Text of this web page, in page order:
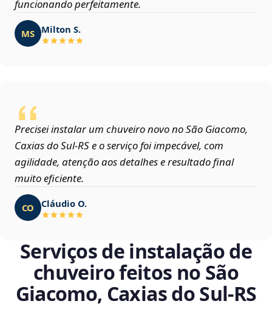
funcionando perfeitamente.
MS Milton S.
Precisei instalar um chuveiro novo no São Giacomo,
Caxias do Sul‑RS e o serviço foi impecável, com
agilidade, atenção aos detalhes e resultado final
muito eficiente.
CO Cláudio O.
Serviços de instalação de
chuveiro feitos no São
Giacomo, Caxias do Sul‑RS